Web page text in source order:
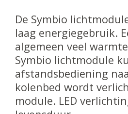
De Symbio
laag energiegebruik.
algemeen veel
Symbio lichtmodule
afstandsbediening
kolenbed wordt
module. LED